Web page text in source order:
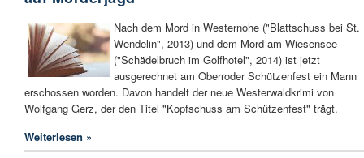
Nach dem Mord in Westernohe ("Blattschuss bei St.
Wendelin", 2013) und dem Mord am Wiesensee
("Schädelbruch im Golfhotel", 2014) ist jetzt
ausgerechnet am Oberroder Schützenfest ein Mann
erschossen worden. Davon handelt der neue Westerwaldkrimi von
Wolfgang Gerz, der den Titel "Kopfschuss am Schützenfest" trägt.
Weiterlesen »